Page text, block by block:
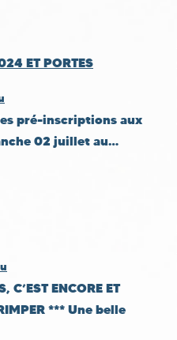
ET PORTES
pré-inscriptions aux
02 juillet au…
C’EST ENCORE ET
*** Une belle